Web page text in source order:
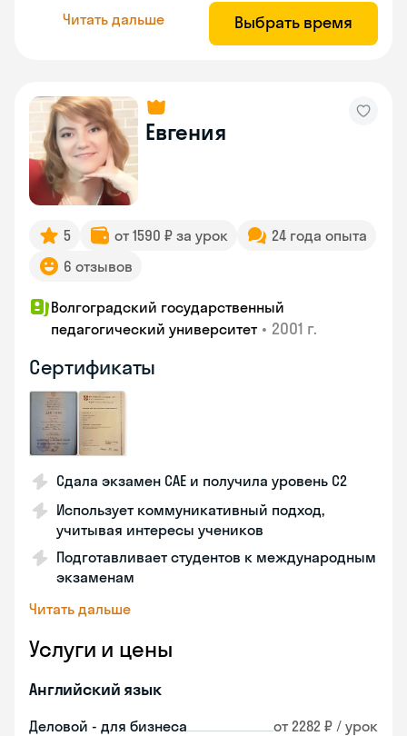
Читать дальше Выбрать время
Евгения
5 от 1590 ₽ за урок
24 года опыта
6 отзывов
Волгоградский государственный
педагогический университет • 2001 г.
Сертификаты
Сдала экзамен CAE и получила уровень С2
Использует коммуникативный подход,
учитывая интересы учеников
Подготавливает студентов к международным
экзаменам
Читать дальше
Услуги и цены
Английский язык
Деловой - для бизнеса от 2282 ₽ / урок